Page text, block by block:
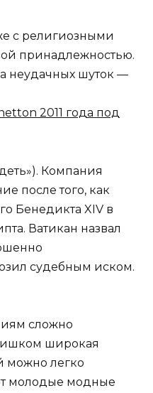
с религиозными
принадлежностью.
неудачных шуток —
2011 года под
Компания
после того, как
Бенедикта XIV в
Ватикан назвал
судебным иском.
сложно
широкая
можно легко
молодые модные